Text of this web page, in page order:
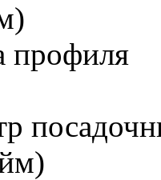
профиля